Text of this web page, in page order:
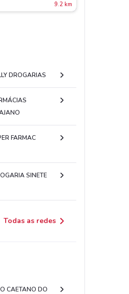
9.2 km
DROGARIAS
FARMAC
SINETE
Todas as redes
CAETANO DO